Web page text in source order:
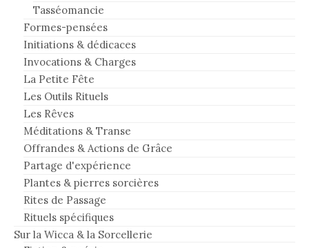
Tasséomancie
Formes-pensées
Initiations & dédicaces
Invocations & Charges
La Petite Fête
Les Outils Rituels
Les Rêves
Méditations & Transe
Offrandes & Actions de Grâce
Partage d'expérience
Plantes & pierres sorcières
Rites de Passage
Rituels spécifiques
Sur la Wicca & la Sorcellerie